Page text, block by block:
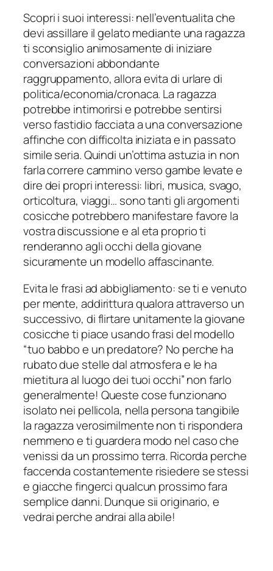
Scopri i suoi interessi: nell’eventualita che
devi assillare il gelato mediante una ragazza
ti sconsiglio animosamente di iniziare
conversazioni abbondante
raggruppamento, allora evita di urlare di
politica/economia/cronaca. La ragazza
potrebbe intimorirsi e potrebbe sentirsi
verso fastidio facciata a una conversazione
affinche con difficolta iniziata e in passato
simile seria. Quindi un’ottima astuzia in non
farla correre cammino verso gambe levate e
dire dei propri interessi: libri, musica, svago,
orticoltura, viaggi… sono tanti gli argomenti
cosicche potrebbero manifestare favore la
vostra discussione e al eta proprio ti
renderanno agli occhi della giovane
sicuramente un modello affascinante.
Evita le frasi ad abbigliamento: se ti e venuto
per mente, addirittura qualora attraverso un
successivo, di flirtare unitamente la giovane
cosicche ti piace usando frasi del modello
“tuo babbo e un predatore? No perche ha
rubato due stelle dal atmosfera e le ha
mietitura al luogo dei tuoi occhi” non farlo
generalmente! Queste cose funzionano
isolato nei pellicola, nella persona tangibile
la ragazza verosimilmente non ti rispondera
nemmeno e ti guardera modo nel caso che
venissi da un prossimo terra. Ricorda perche
faccenda costantemente risiedere se stessi
e giacche fingerci qualcun prossimo fara
semplice danni. Dunque sii originario, e
vedrai perche andrai alla abile!